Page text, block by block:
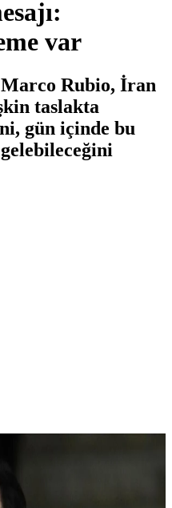
var
Marco Rubio, İran
taslakta
gün içinde bu